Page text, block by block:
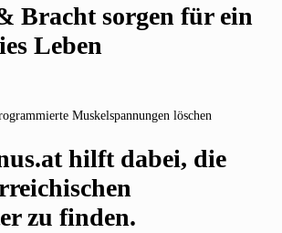
Bracht sorgen für ein
Leben
Muskelspannungen löschen
hilft dabei, die
zu finden.